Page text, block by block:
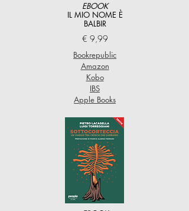
EBOOK
IL MIO NOME È
BALBIR
€ 9,99
Bookrepublic
Amazon
Kobo
IBS
Apple Books